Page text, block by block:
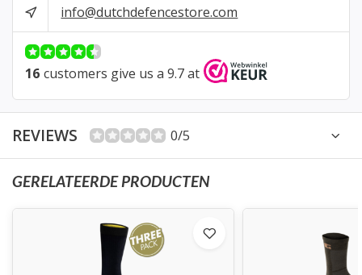
info@dutchdefencestore.com
16 customers give us a 9.7 at
REVIEWS 0/5
GERELATEERDE PRODUCTEN